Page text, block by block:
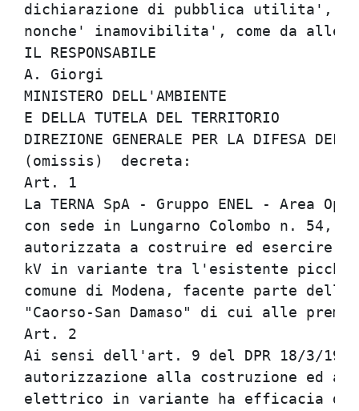
dichiarazione di pubblica
nonche' inamovibilita',
IL
A.
MINISTERO
E DELLA
DIREZIONE GENERALE
La TERNA SpA - Gruppo ENEL -
con sede in Lungarno
autorizzata a costruire ed
kV in variante tra l'esistente
comune di Modena, facente
"Caorso-San
Ai sensi dell'art. 9 del DPR 18/
autorizzazione alla
elettrico in variante ha